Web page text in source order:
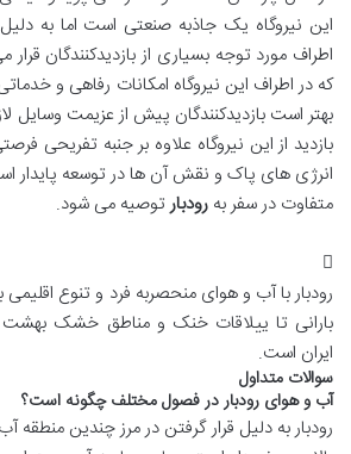
این نیروگاه یک جاذبه صنعتی است اما به
اطراف مورد توجه بسیاری از بازدیدکنندگان
که در اطراف این نیروگاه امکانات رفاهی و
بهتر است بازدیدکنندگان پیش از عزیمت وسایل
بازدید از این نیروگاه علاوه بر جنبه تفریحی
انرژی های پاک و نقش آن ها در توسعه پایدار
متفاوت در سفر به رودبارتوصیه می شود.
رودبار با آب و هوای منحصربه فرد و تنوع
بارانی تا ییلاقات خنک و مناطق خشک بهشت
ایران است.
سوالات متداول
آب و هوای رودبار در فصول مختلف چگونه است؟
رودبار به دلیل قرار گرفتن در مرز چندین منطقه